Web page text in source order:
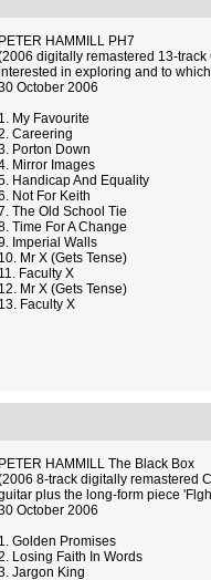
PETER HAMMILL PH7
digitally remastered 13-
in exploring and to
October 2006
1. My Favourite
Careering
Porton Down
Mirror Images
Handicap And Equality
Not For Keith
The Old School Tie
Time For A Change
Imperial Walls
10. Mr X (Gets Tense)
11. Faculty X
12. Mr X (Gets Tense)
13. Faculty X
PETER HAMMILL The Black Box
8-track digitally remastered
plus the long-form piece
October 2006
1. Golden Promises
Losing Faith In Words
Jargon King